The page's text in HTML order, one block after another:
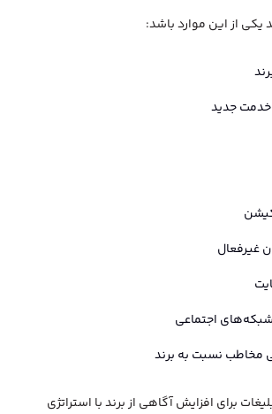
از این موارد باشد:
جدید
غیرفعال
اجتماعی
مخاطب نسبت به برند
برای افزایش آگاهی از برند با استراتژی